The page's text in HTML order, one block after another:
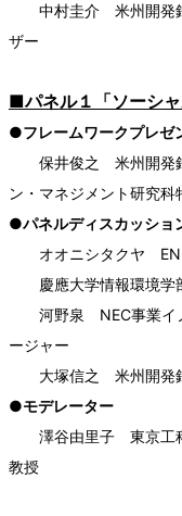
中村圭介 米州開発銀
ザー
■パネル１「ソーシ
●フレームワークプレゼ
保井俊之 米州開発銀
ン・マネジメント研究
●パネルディスカッショ
オオニシタクヤ
慶應大学情報環境学
河野泉 NEC事業イノ
ージャー
大塚信之 米州開発銀
●モデレーター
澤谷由里子 東京工科
教授